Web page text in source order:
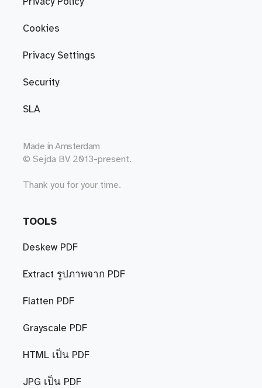
Cookies
Privacy Settings
Security
SLA
Made in Amsterdam
© Sejda BV 2013-present.
Thank you for your time.
TOOLS
Deskew PDF
Extract รูปภาพจาก PDF
Flatten PDF
Grayscale PDF
HTML เป็น PDF
JPG เป็น PDF